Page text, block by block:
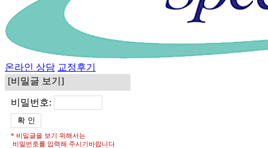
온라인 상담 교정후기
[비밀글 보기]
비밀번호:
* 비밀글을 보기 위해서는
비밀번호를 입력해 주시기바랍니다